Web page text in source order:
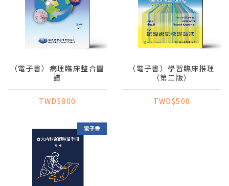
（電子書）病理臨床整合圖
譜
TWD$800
（電子書）學習臨床推理
（第二版）
TWD$500